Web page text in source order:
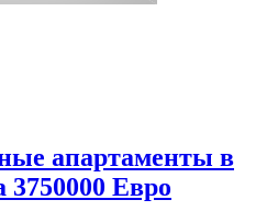
апартаменты в
Евро